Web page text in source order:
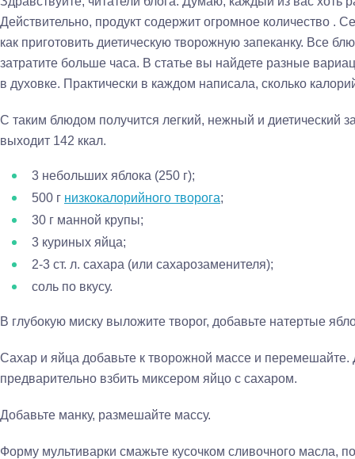
Действительно, продукт содержит огромное количество .
как приготовить диетическую творожную запеканку. Все
затратите больше часа. В статье вы найдете разные
в духовке. Практически в каждом написала, сколько
С таким блюдом получится легкий, нежный и диетический
выходит 142 ккал.
3 небольших яблока (250 г);
500 г низкокалорийного творога;
30 г манной крупы;
3 куриных яйца;
2-3 ст. л. сахара (или сахарозаменителя);
соль по вкусу.
В глубокую миску выложите творог, добавьте натертые
Сахар и яйца добавьте к творожной массе и
предварительно взбить миксером яйцо с сахаром.
Добавьте манку, размешайте массу.
Форму мультиварки смажьте кусочком сливочного масла,